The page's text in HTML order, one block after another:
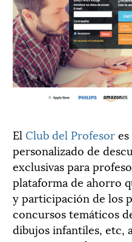
El Club del Profesor
personalizado de
exclusivas para
plataforma de ahorro
y participación de los
concursos temáticos
dibujos infantiles, etc,